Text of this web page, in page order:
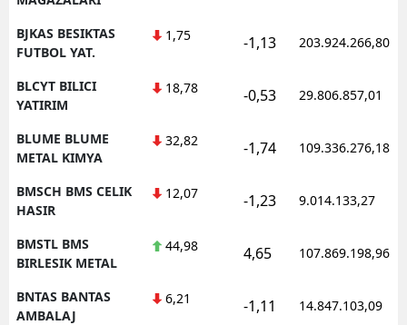
BJKAS BESIKTAS
FUTBOL YAT.
1,75 -1,13 203.924.266,80
BLCYT BILICI
YATIRIM
18,78 -0,53 29.806.857,01
BLUME BLUME
METAL KIMYA
32,82 -1,74 109.336.276,18
BMSCH BMS CELIK
HASIR
12,07 -1,23 9.014.133,27
BMSTL BMS
BIRLESIK METAL
44,98 4,65 107.869.198,96
BNTAS BANTAS
AMBALAJ
6,21 -1,11 14.847.103,09